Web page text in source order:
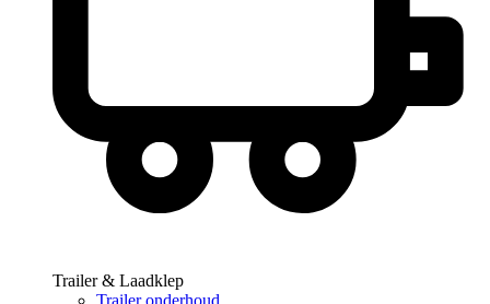
Trailer & Laadklep
Trailer onderhoud